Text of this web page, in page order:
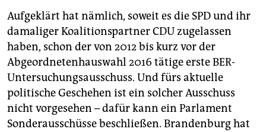
Aufgeklärt hat nämlich, soweit es die SPD und ihr
damaliger Koalitionspartner CDU zugelassen
haben, schon der von 2012 bis kurz vor der
Abgeordnetenhauswahl 2016 tätige erste BER-
Untersuchungsausschuss. Und fürs aktuelle
politische Geschehen ist ein solcher Ausschuss
nicht vorgesehen – dafür kann ein Parlament
Sonderausschüsse beschließen. Brandenburg hat